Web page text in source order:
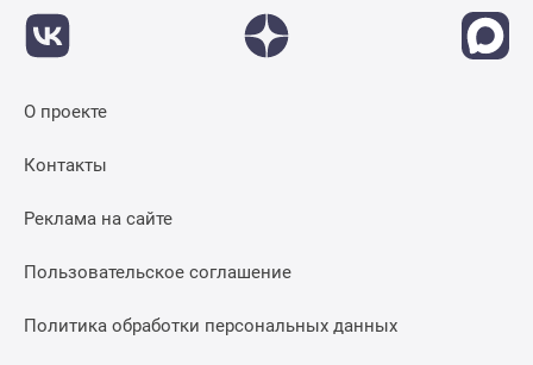
О проекте
Контакты
Реклама на сайте
Пользовательское соглашение
Политика обработки персональных данных